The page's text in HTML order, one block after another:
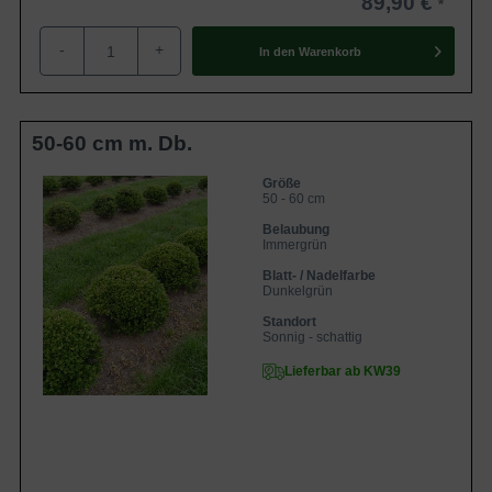
- + In den Warenkorb
50-60 cm m. Db.
Größe
50 - 60 cm
Belaubung
Immergrün
Blatt- / Nadelfarbe
Dunkelgrün
Standort
Sonnig - schattig
Lieferbar ab KW39